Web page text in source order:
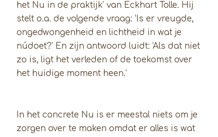
het Nu in de praktijk’ van Eckhart Tolle. Hij
stelt o.a. de volgende vraag: ‘Is er vreugde,
ongedwongenheid en lichtheid in wat je
núdoet?’ En zijn antwoord luidt: ‘Als dat niet
zo is, ligt het verleden of de toekomst over
het huidige moment heen.’
In het concrete Nu is er meestal niets om je
zorgen over te maken omdat er alles is wat